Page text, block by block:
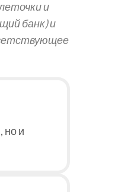
и
банк) и
но и